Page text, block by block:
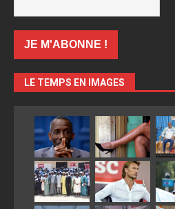
LE TEMPS EN IMAGES